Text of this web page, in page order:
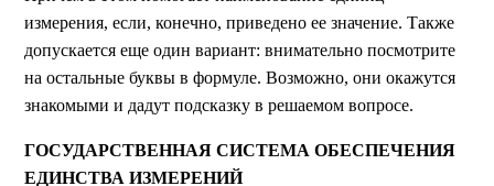
измерения, если, конечно, приведено ее значение. Также
допускается еще один вариант: внимательно посмотрите
на остальные буквы в формуле. Возможно, они окажутся
знакомыми и дадут подсказку в решаемом вопросе.
ГОСУДАРСТВЕННАЯ СИСТЕМА ОБЕСПЕЧЕНИЯ
ЕДИНСТВА ИЗМЕРЕНИЙ